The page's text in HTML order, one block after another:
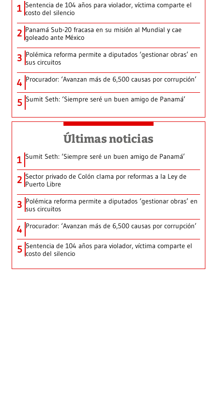
1 Sentencia de 104 años para violador, víctima comparte el
costo del silencio
2 Panamá Sub-20 fracasa en su misión al Mundial y cae
goleado ante México
3 Polémica reforma permite a diputados ‘gestionar obras’ en
sus circuitos
4 Procurador: ‘Avanzan más de 6,500 causas por corrupción’
5 Sumit Seth: ‘Siempre seré un buen amigo de Panamá’
Últimas noticias
1 Sumit Seth: ‘Siempre seré un buen amigo de Panamá’
2 Sector privado de Colón clama por reformas a la Ley de
Puerto Libre
3 Polémica reforma permite a diputados ‘gestionar obras’ en
sus circuitos
4 Procurador: ‘Avanzan más de 6,500 causas por corrupción’
5 Sentencia de 104 años para violador, víctima comparte el
costo del silencio